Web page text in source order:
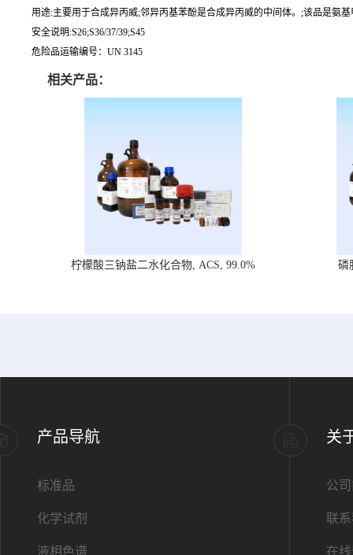
用途:主要用于合成异丙威;邻异丙基苯酚是合成异丙威的中间体。;该品是氨
安全说明:S26;S36/37/39;S45
危险品运输编号：UN 3145
相关产品：
柠檬酸三钠盐二水化合物, ACS, 99.0% 磷
产品导航
标准品
化学试剂
液相色谱
关
公
联
在